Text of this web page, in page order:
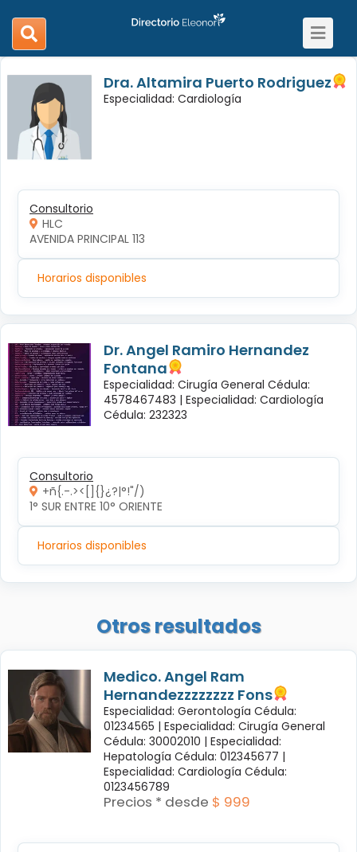
search
navigation
Toggle
Dra. Altamira Puerto Rodriguez
Especialidad: Cardiología
Consultorio
HLC
AVENIDA PRINCIPAL 113
Horarios disponibles
Dr. Angel Ramiro Hernandez
Fontana
Especialidad: Cirugía General Cédula:
4578467483 | Especialidad: Cardiología
Cédula: 232323
Consultorio
+ñ{.-.><[]{}¿?|°!"/)
1° SUR ENTRE 10° ORIENTE
Horarios disponibles
Otros resultados
Medico. Angel Ram
Hernandezzzzzzzz Fons
Especialidad: Gerontología Cédula:
01234565 | Especialidad: Cirugía General
Cédula: 30002010 | Especialidad:
Hepatología Cédula: 012345677 |
Especialidad: Cardiología Cédula:
0123456789
Precios * desde $ 999